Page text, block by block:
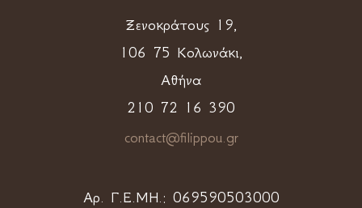
Ξενοκράτους 19,
106 75 Κολωνάκι,
Αθήνα
210 72 16 390
contact@filippou.gr
Αρ. Γ.Ε.ΜΗ.: 069590503000